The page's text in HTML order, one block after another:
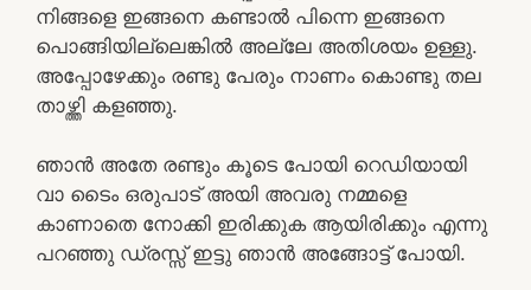
നിങ്ങളെ ഇങ്ങനെ കണ്ടാൽ പിന്നെ ഇങ്ങനെ
പൊങ്ങിയില്ലെങ്കിൽ അല്ലേ അതിശയം ഉള്ളു.
അപ്പോഴേക്കും രണ്ടു പേരും നാണം കൊണ്ടു തല
താഴ്ത്തി കളഞ്ഞു.
ഞാൻ അതേ രണ്ടും കൂടെ പോയി റെഡിയായി
വാ ടൈം ഒരുപാട് അയി അവരു നമ്മളെ
കാണാതെ നോക്കി ഇരിക്കുക ആയിരിക്കും എന്നു
പറഞ്ഞു ഡ്രസ്സ്‌ ഇട്ടു ഞാൻ അങ്ങോട്ട്‌ പോയി.